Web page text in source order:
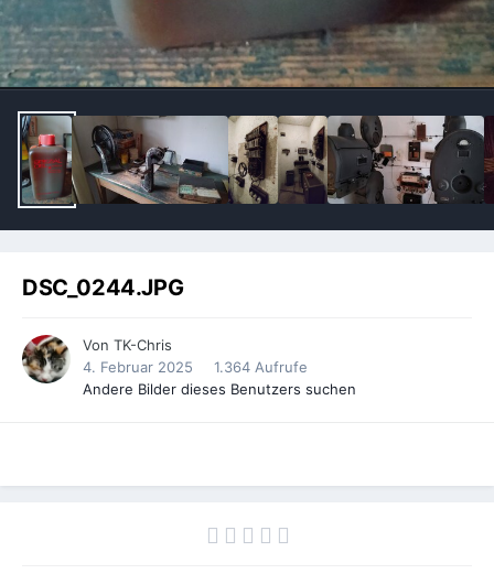
Bildwerkzeuge
DSC_0244.JPG
Von TK-Chris
4. Februar 2025
1.364 Aufrufe
Andere Bilder dieses Benutzers suchen